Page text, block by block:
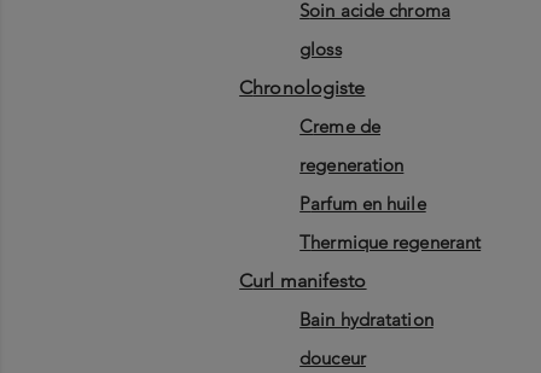
soin acide chroma
gloss
chronologiste
creme de
regeneration
parfum en huile
thermique regenerant
curl manifesto
bain hydratation
douceur